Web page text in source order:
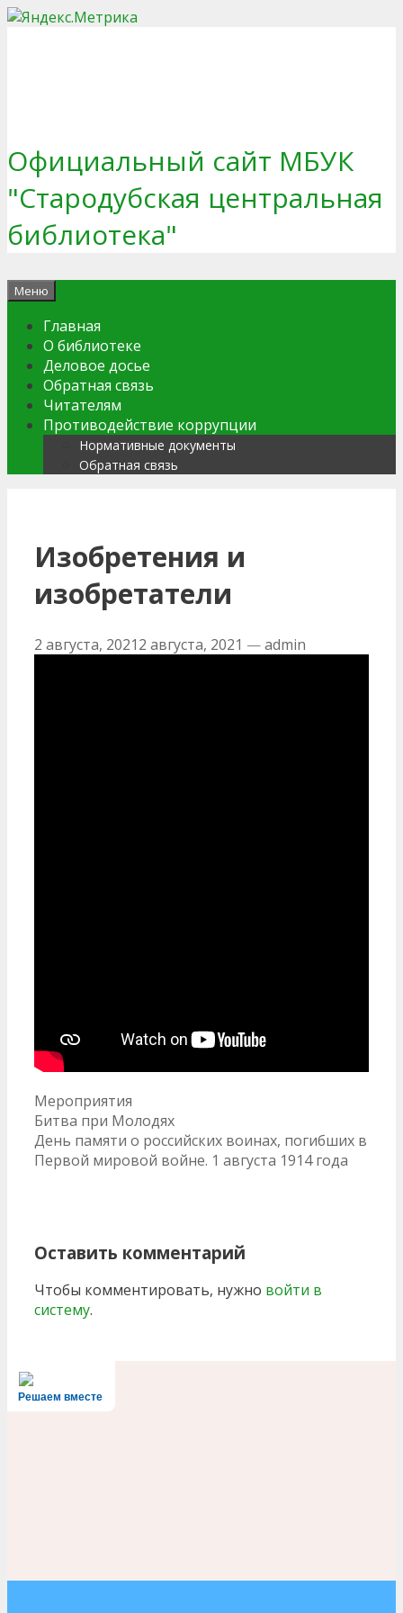
Официальный сайт МБУК
"Стародубская центральная
библиотека"
Меню
Главная
О библиотеке
Деловое досье
Обратная связь
Читателям
Противодействие коррупции
Нормативные документы
Обратная связь
Изобретения и
изобретатели
2 августа, 20212 августа, 2021 —admin
Рубрики
Мероприятия
Навигация
по
записям
Битва при Молодях
День памяти о российских воинах, погибших в
Первой мировой войне. 1 августа 1914 года
Оставить комментарий
Чтобы комментировать, нужно войти в
систему.
Решаем вместе